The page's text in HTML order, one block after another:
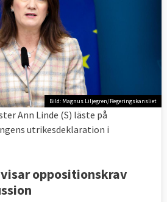
Bild: Magnus Liljegren/Regeringskansliet
Ann Linde (S) läste på
utrikesdeklaration i
oppositionskrav